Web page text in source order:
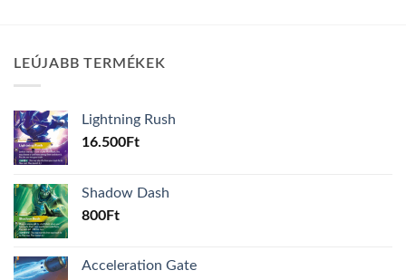
LEÚJABB TERMÉKEK
Lightning Rush
16.500Ft
Shadow Dash
800Ft
Acceleration Gate